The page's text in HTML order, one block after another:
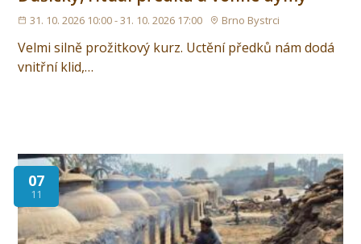
31. 10. 2026 10:00 - 31. 10. 2026 17:00 Brno Bystrci
Velmi silně prožitkový kurz. Uctění předků nám dodá
vnitřní klid,…
07
11